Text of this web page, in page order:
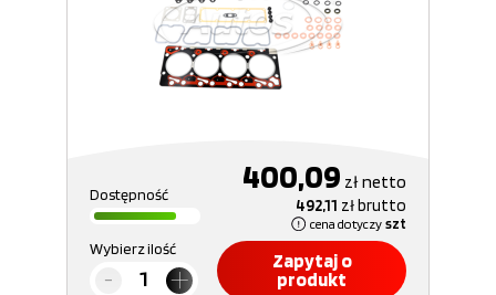
Dostępność 400,09 złnetto
492,11 złbrutto
cena dotyczy szt
Wybierz ilość
Zapytaj o
produkt